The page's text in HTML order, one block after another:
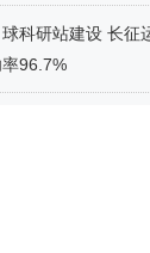
科研站建设 长征
96.7%